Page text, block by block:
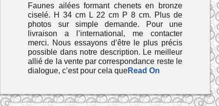
Faunes ailées formant chenets en bronze
ciselé. H 34 cm L 22 cm P 8 cm. Plus de
photos sur simple demande. Pour une
livraison a l’international, me contacter
merci. Nous essayons d’être le plus précis
possible dans notre description. Le meilleur
allié de la vente par correspondance reste le
dialogue, c’est pour cela queRead On